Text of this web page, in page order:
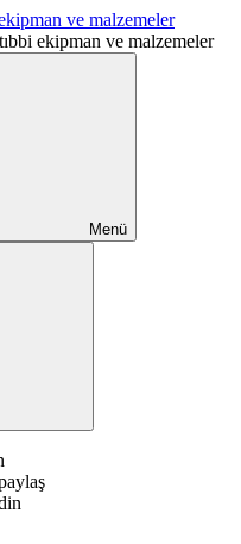
ekipman ve malzemeler
Menü